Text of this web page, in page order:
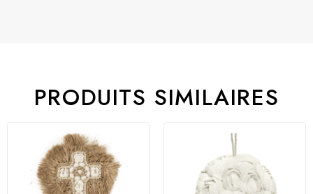
PRODUITS SIMILAIRES